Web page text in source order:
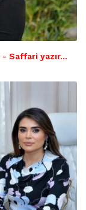
- Saffari yazır…